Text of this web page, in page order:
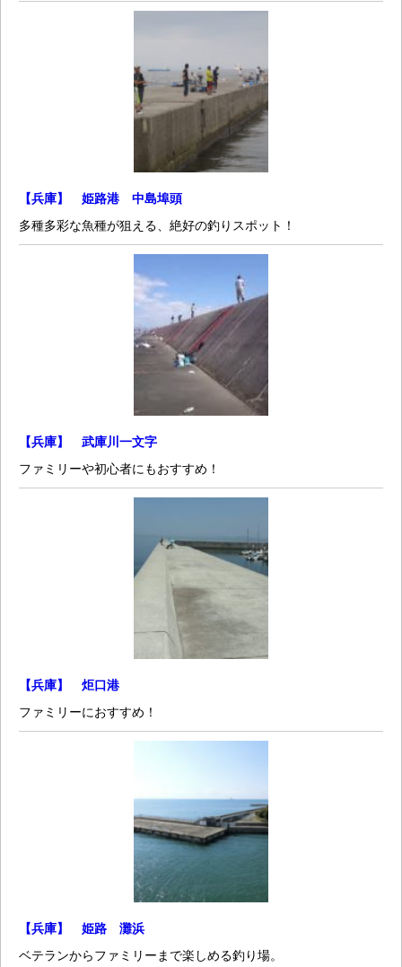
【兵庫】 姫路港 中島埠頭
多種多彩な魚種が狙える、絶好の釣りスポット！
【兵庫】 武庫川一文字
ファミリーや初心者にもおすすめ！
【兵庫】 炬口港
ファミリーにおすすめ！
【兵庫】 姫路 灘浜
ベテランからファミリーまで楽しめる釣り場。